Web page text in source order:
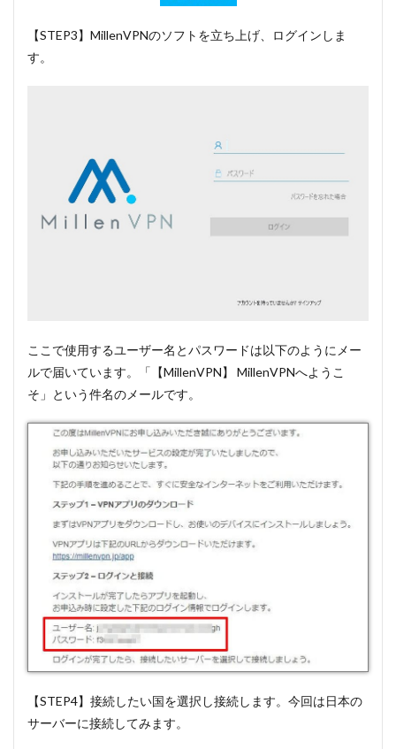
【STEP3】MillenVPNのソフトを立ち上げ、ログインしま
す。
ここで使用するユーザー名とパスワードは以下のようにメー
ルで届いています。「【MillenVPN】 MillenVPNへようこ
そ」という件名のメールです。
【STEP4】接続したい国を選択し接続します。今回は日本の
サーバーに接続してみます。